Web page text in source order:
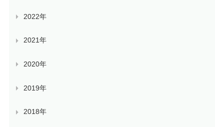
2022年
2021年
2020年
2019年
2018年